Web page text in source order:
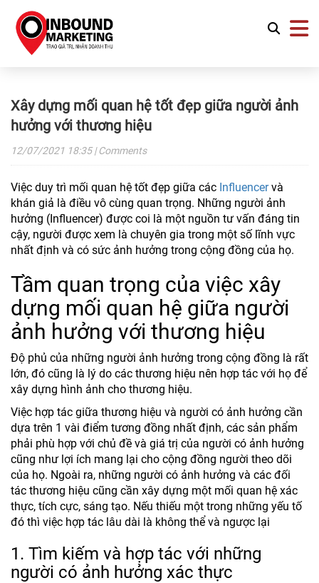
Xây dựng mối quan hệ tốt đẹp giữa người ảnh
hưởng với thương hiệu
12/07/2021 18:35| Comments
Việc duy trì mối quan hệ tốt đẹp giữa các Influencervà
khán giả là điều vô cùng quan trọng. Những người ảnh
hưởng (Influencer) được coi là một nguồn tư vấn đáng tin
cậy, người được xem là chuyên gia trong một số lĩnh vực
nhất định và có sức ảnh hưởng trong cộng đồng của họ.
Tầm quan trọng của việc xây
dựng mối quan hệ giữa người
ảnh hưởng với thương hiệu
Độ phủ của những người ảnh hưởng trong cộng đồng là rất
lớn, đó cũng là lý do các thương hiệu nên hợp tác với họ để
xây dựng hình ảnh cho thương hiệu.
Việc hợp tác giữa thương hiệu và người có ảnh hưởng cần
dựa trên 1 vài điểm tương đồng nhất định, các sản phẩm
phải phù hợp với chủ đề và giá trị của người có ảnh hưởng
cũng như lợi ích mang lại cho cộng đồng người theo dõi
của họ. Ngoài ra, những người có ảnh hưởng và các đối
tác thương hiệu cũng cần xây dựng một mối quan hệ xác
thực, tích cực, sáng tạo. Nếu thiếu một trong những yếu tố
đó thì việc hợp tác lâu dài là không thể và ngược lại
1. Tìm kiếm và hợp tác với những
người có ảnh hưởng xác thực